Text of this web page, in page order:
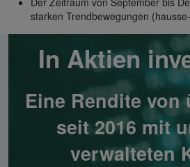
starken Trendbewegungen
In Aktien
Eine Rendite von
seit 2016 mit
verwalteten